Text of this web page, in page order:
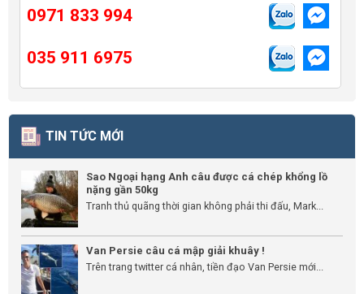
0971 833 994
035 911 6975
TIN TỨC MỚI
Sao Ngoại hạng Anh câu được cá chép khổng lồ
nặng gần 50kg
Tranh thủ quãng thời gian không phải thi đấu, Mark...
Van Persie câu cá mập giải khuây !
Trên trang twitter cá nhân, tiền đạo Van Persie mới...